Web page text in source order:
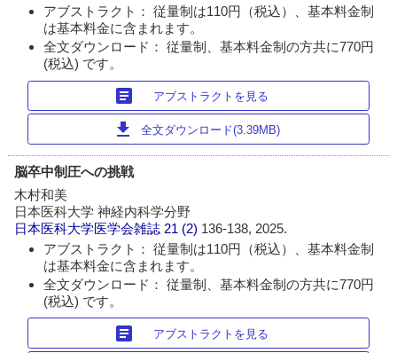
アブストラクト： 従量制は110円（税込）、基本料金制
は基本料金に含まれます。
全文ダウンロード： 従量制、基本料金制の方共に770円
(税込) です。
article アブストラクトを見る
download 全文ダウンロード(3.39MB)
脳卒中制圧への挑戦
木村和美
日本医科大学 神経内科学分野
日本医科大学医学会雑誌 21 (2) 136-138, 2025.
アブストラクト： 従量制は110円（税込）、基本料金制
は基本料金に含まれます。
全文ダウンロード： 従量制、基本料金制の方共に770円
(税込) です。
article アブストラクトを見る